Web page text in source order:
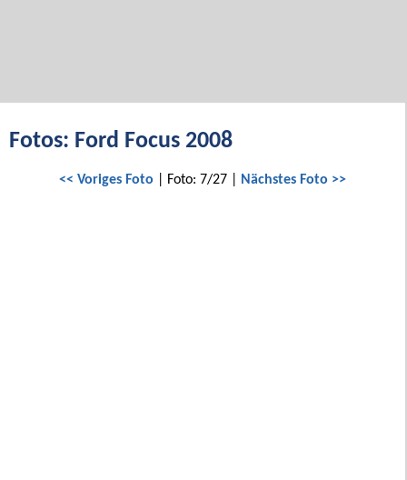
Fotos: Ford Focus 2008
<< Voriges Foto | Foto: 7/27 | Nächstes Foto >>